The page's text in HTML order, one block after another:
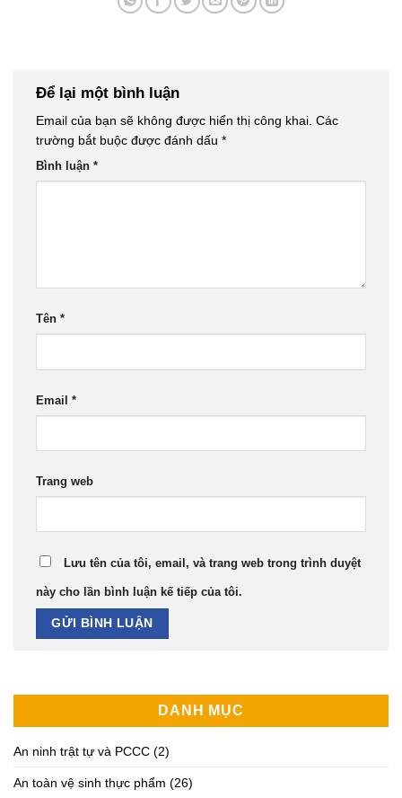
Để lại một bình luận
Email của bạn sẽ không được hiển thị công khai. Các
trường bắt buộc được đánh dấu *
Bình luận *
Tên *
Email *
Trang web
Lưu tên của tôi, email, và trang web trong trình duyệt
này cho lần bình luận kế tiếp của tôi.
DANH MỤC
An ninh trật tự và PCCC (2)
An toàn vệ sinh thực phẩm (26)